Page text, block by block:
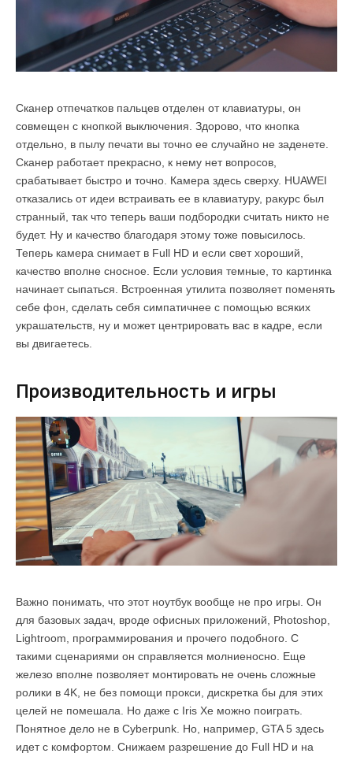
Сканер отпечатков пальцев отделен от клавиатуры, он
совмещен с кнопкой выключения. Здорово, что кнопка
отдельно, в пылу печати вы точно ее случайно не заденете.
Сканер работает прекрасно, к нему нет вопросов,
срабатывает быстро и точно. Камера здесь сверху. HUAWEI
отказались от идеи встраивать ее в клавиатуру, ракурс был
странный, так что теперь ваши подбородки считать никто не
будет. Ну и качество благодаря этому тоже повысилось.
Теперь камера снимает в Full HD и если свет хороший,
качество вполне сносное. Если условия темные, то картинка
начинает сыпаться. Встроенная утилита позволяет поменять
себе фон, сделать себя симпатичнее с помощью всяких
украшательств, ну и может центрировать вас в кадре, если
вы двигаетесь.
Производительность и игры
Важно понимать, что этот ноутбук вообще не про игры. Он
для базовых задач, вроде офисных приложений, Photoshop,
Lightroom, программирования и прочего подобного. С
такими сценариями он справляется молниеносно. Еще
железо вполне позволяет монтировать не очень сложные
ролики в 4K, не без помощи прокси, дискретка бы для этих
целей не помешала. Но даже с Iris Xe можно поиграть.
Понятное дело не в Cyberpunk. Но, например, GTA 5 здесь
идет с комфортом. Снижаем разрешение до Full HD и на